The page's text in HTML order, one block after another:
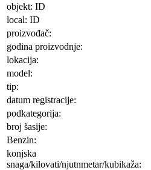
objekt: ID
local: ID
proizvođač:
godina proizvodnje:
lokacija:
model:
tip:
datum registracije:
podkategorija:
broj šasije:
Benzin:
konjska
snaga/kilovati/njutnmetar/kubikaža: